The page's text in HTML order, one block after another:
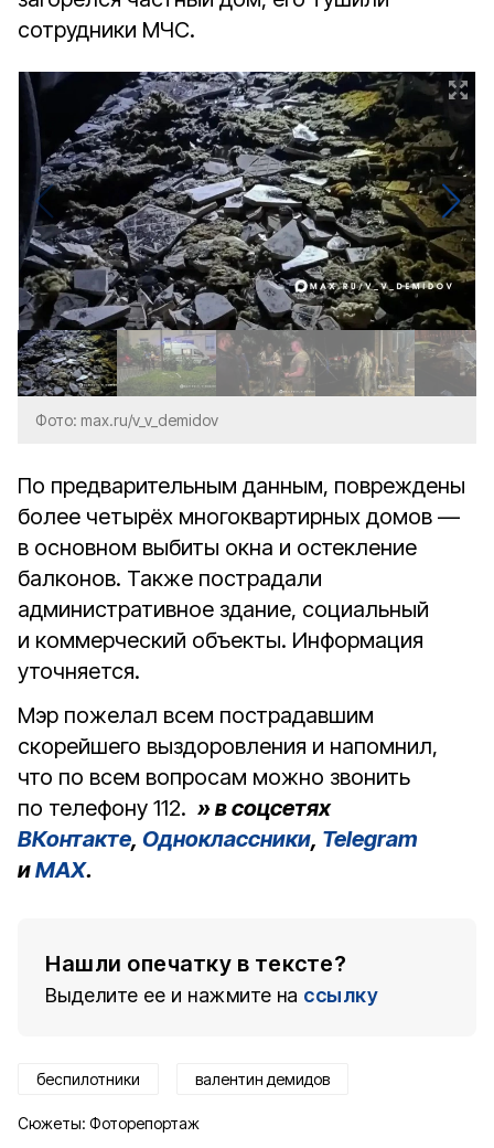
сотрудники МЧС.
Фото: max.ru/v_v_demidov
По предварительным данным, повреждены
более четырёх многоквартирных домов —
в основном выбиты окна и остекление
балконов. Также пострадали
административное здание, социальный
и коммерческий объекты. Информация
уточняется.
Мэр пожелал всем пострадавшим
скорейшего выздоровления и напомнил,
что по всем вопросам можно звонить
по телефону 112. » в соцсетях
ВКонтакте, Одноклассники, Telegram
иMAX.
Нашли опечатку в тексте?
Выделите ее и нажмите на ссылку
беспилотники валентин демидов
Сюжеты: Фоторепортаж